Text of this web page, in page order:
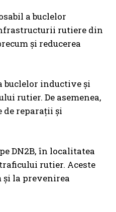
a buclelor
rutiere din
și reducerea
buclelor inductive și
rutier. De asemenea,
reparații și
DN2B, în localitatea
rutier. Aceste
și la prevenirea